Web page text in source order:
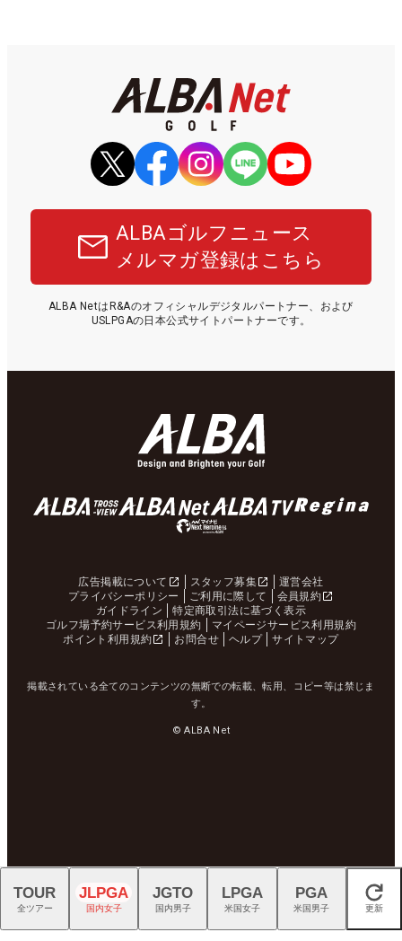
ALBAゴルフニュース
メルマガ登録はこちら
ALBA NetはR&Aのオフィシャルデジタルパートナー、および
USLPGAの日本公式サイトパートナーです。
広告掲載について スタッフ募集
運営会社
プライバシーポリシー
ご利用に際して
会員規約
ガイドライン
特定商取引法に基づく表示
ゴルフ場予約サービス利用規約
マイページサービス利用規約
ポイント利用規約
お問合せ ヘルプ サイトマップ
掲載されている全てのコンテンツの無断での転載、転用、コピー等は禁じま
す。
© ALBA Net
閉じる
TOUR
全ツアー
JLPGA
国内女子
JGTO
国内男子
LPGA
米国女子
PGA
米国男子 更新